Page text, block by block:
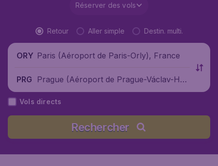
Réserver des vols
Retour Aller simple Destin. multi.
ORY Paris (Aéroport de Paris-Orly), France
PRG Prague (Aéroport de Prague-Václav-Hav
el), République tchèque
Vols directs
Rechercher